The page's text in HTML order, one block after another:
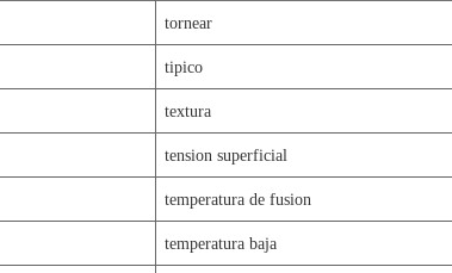
tornear
tipico
textura
tension superficial
temperatura de fusion
temperatura baja